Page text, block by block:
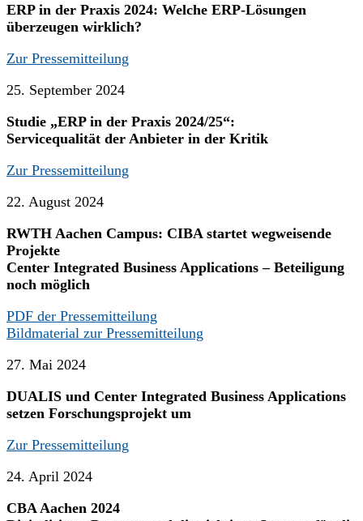
ERP in der Praxis 2024: Welche ERP-Lösungen
überzeugen wirklich?
Zur Pressemitteilung
25. September 2024
Studie „ERP in der Praxis 2024/25“:
Servicequalität der Anbieter in der Kritik
Zur Pressemitteilung
22. August 2024
RWTH Aachen Campus: CIBA startet wegweisende
Projekte
Center Integrated Business Applications – Beteiligung
noch möglich
PDF der Pressemitteilung
Bildmaterial zur Pressemitteilung
27. Mai 2024
DUALIS und Center Integrated Business Applications
setzen Forschungsprojekt um
Zur Pressemitteilung
24. April 2024
CBA Aachen 2024